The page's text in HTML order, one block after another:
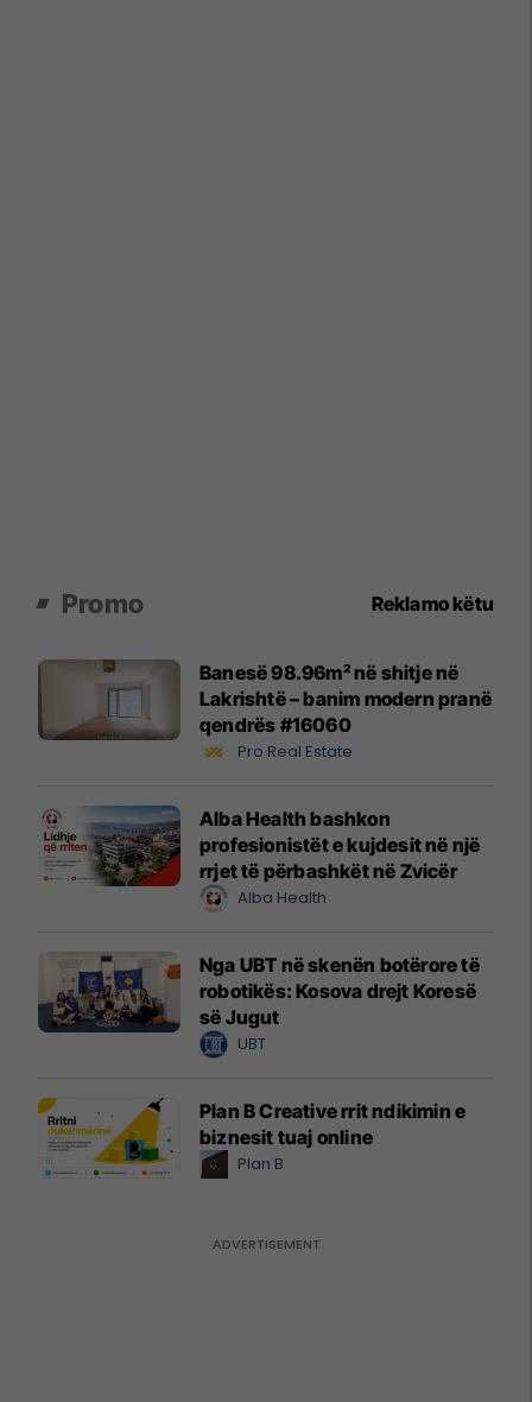
Promo Reklamo këtu
Banesë 98.96m² në shitje në
Lakrishtë – banim modern pranë
qendrës #16060
Pro Real Estate
Alba Health bashkon
profesionistët e kujdesit në një
rrjet të përbashkët në Zvicër
Alba Health
Nga UBT në skenën botërore të
robotikës: Kosova drejt Koresë
së Jugut
UBT
Plan B Creative rrit ndikimin e
biznesit tuaj online
Plan B